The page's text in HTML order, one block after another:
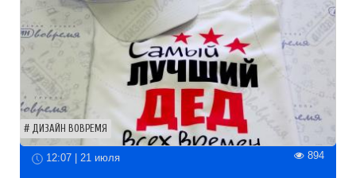
ДИЗАЙН ВОВРЕМЯ
12:07 | 21 июля 894